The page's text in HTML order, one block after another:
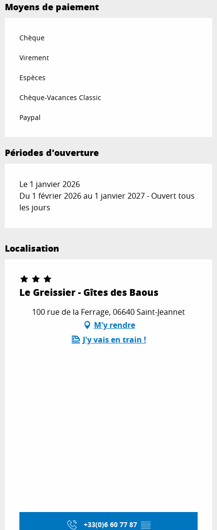
Moyens de paiement
Chèque
Virement
Espèces
Chèque-Vacances Classic
Paypal
Périodes d'ouverture
Le 1 janvier 2026
Du 1 février 2026 au 1 janvier 2027 - Ouvert tous
les jours
Localisation
Le Greissier - Gîtes des Baous
100 rue de la Ferrage, 06640 Saint-Jeannet
M'y rendre
J'y vais en train !
+33(0)6 60 77 87 ▒▒